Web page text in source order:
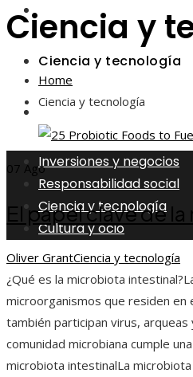
Responsabilidad social
Ciencia y tecnología
Cultura y ocio
Inversiones y negocios
Responsabilidad social
Ciencia y tecnología
Cultura y ocio
Ciencia y
Home
Ciencia y tecnología
07 Ago
El papel clave de
Oliver GrantCiencia y tecnología
¿Qué es la microbiota
microorganismos que residen en
también participan virus,
comunidad microbiana cumple
microbiota intestinalLa